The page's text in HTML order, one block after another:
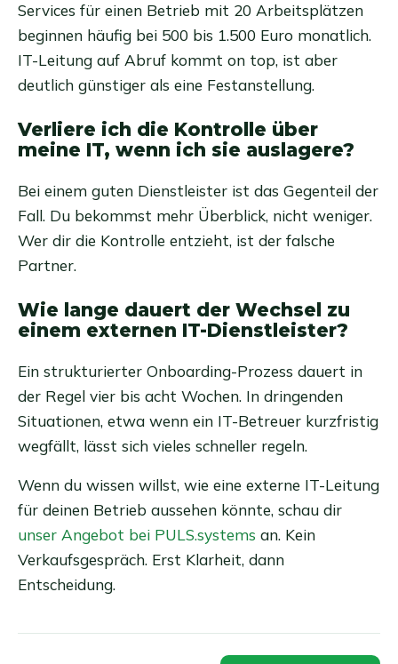
Services für einen Betrieb mit 20 Arbeitsplätzen
beginnen häufig bei 500 bis 1.500 Euro monatlich.
IT-Leitung auf Abruf kommt on top, ist aber
deutlich günstiger als eine Festanstellung.
Verliere ich die Kontrolle über
meine IT, wenn ich sie auslagere?
Bei einem guten Dienstleister ist das Gegenteil der
Fall. Du bekommst mehr Überblick, nicht weniger.
Wer dir die Kontrolle entzieht, ist der falsche
Partner.
Wie lange dauert der Wechsel zu
einem externen IT-Dienstleister?
Ein strukturierter Onboarding-Prozess dauert in
der Regel vier bis acht Wochen. In dringenden
Situationen, etwa wenn ein IT-Betreuer kurzfristig
wegfällt, lässt sich vieles schneller regeln.
Wenn du wissen willst, wie eine externe IT-Leitung
für deinen Betrieb aussehen könnte, schau dir
unser Angebot bei PULS.systems an. Kein
Verkaufsgespräch. Erst Klarheit, dann
Entscheidung.